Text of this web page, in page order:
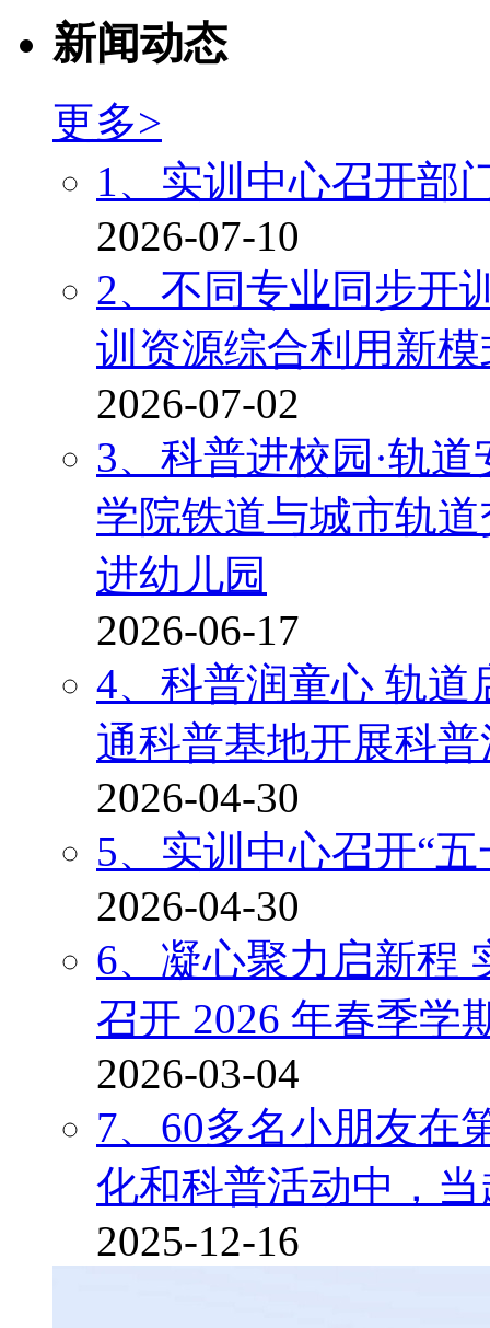
新闻动态
更多>
1、实训中心召开部
2026-07-10
2、不同专业同步开
训资源综合利用新模
2026-07-02
3、科普进校园·轨
学院铁道与城市轨
进幼儿园
2026-06-17
4、科普润童心 轨
通科普基地开展科
2026-04-30
5、实训中心召开“
2026-04-30
6、凝心聚力启新
召开 2026 年春季学
2026-03-04
7、60多名小朋友在
化和科普活动中，
2025-12-16